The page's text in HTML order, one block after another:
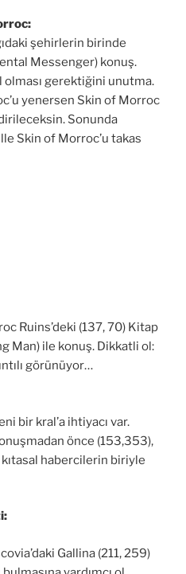
şehirlerin birinde
Messenger) konuş.
gerektiğini unutma.
yenersen Skin of Morroc
Sonunda
Skin of Morroc’u takas
Ruins’deki (137, 70) Kitap
Man) ile konuş. Dikkatli ol:
görünüyor…
bir kral’a ihtiyacı var.
önce (153,353),
habercilerin biriyle
Gallina (211, 259)